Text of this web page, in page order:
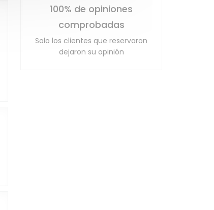
100% de opiniones
comprobadas
Solo los clientes que reservaron
dejaron su opinión